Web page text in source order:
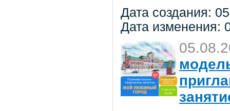
Дата создания:
Дата изменения: